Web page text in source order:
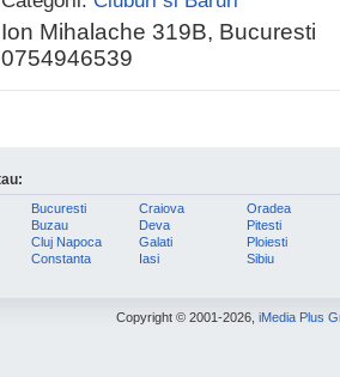
Ion Mihalache 319B, Bucuresti
0754946539
Bucuresti
Buzau
Cluj Napoca
Constanta
Craiova
Deva
Galati
Iasi
Oradea
Pitesti
Ploiesti
Sibiu
Copyright © 2001-2026, iMedia Plus